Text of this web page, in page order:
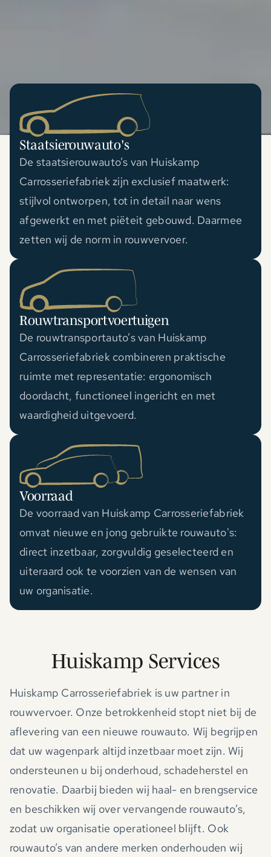
Staatsierouwauto's
De staatsierouwauto’s van Huiskamp
Carrosseriefabriek zijn exclusief maatwerk:
stijlvol ontworpen, tot in detail naar wens
afgewerkt en met piëteit gebouwd. Daarmee
zetten wij de norm in rouwvervoer.
Rouwtransportvoertuigen
De rouwtransportauto’s van Huiskamp
Carrosseriefabriek combineren praktische
ruimte met representatie: ergonomisch
doordacht, functioneel ingericht en met
waardigheid uitgevoerd.
Voorraad
De voorraad van Huiskamp Carrosseriefabriek
omvat nieuwe en jong gebruikte rouwauto's:
direct inzetbaar, zorgvuldig geselecteerd en
uiteraard ook te voorzien van de wensen van
uw organisatie.
Huiskamp Services
Huiskamp Carrosseriefabriek is uw partner in
rouwvervoer. Onze betrokkenheid stopt niet bij de
aflevering van een nieuwe rouwauto. Wij begrijpen
dat uw wagenpark altijd inzetbaar moet zijn. Wij
ondersteunen u bij onderhoud, schadeherstel en
renovatie. Daarbij bieden wij haal- en brengservice
en beschikken wij over vervangende rouwauto’s,
zodat uw organisatie operationeel blijft. Ook
rouwauto’s van andere merken onderhouden wij